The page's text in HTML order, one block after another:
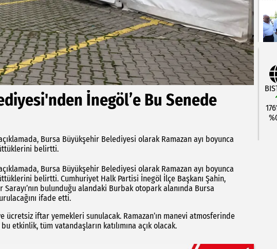
İnegöl’e Bu Senede
Bursa Büyükşehir Belediyesi olarak Ramazan ayı boyunca
belirtti.
Bursa Büyükşehir Belediyesi olarak Ramazan ayı boyunca
belirtti. Cumhuriyet Halk Partisi İnegöl İlçe Başkanı Şahin,
bulunduğu alandaki Burbak otopark alanında Bursa
ifade etti.
ücretsiz iftar yemekleri sunulacak. Ramazan’ın manevi atmosferinde
tüm vatandaşların katılımına açık olacak.